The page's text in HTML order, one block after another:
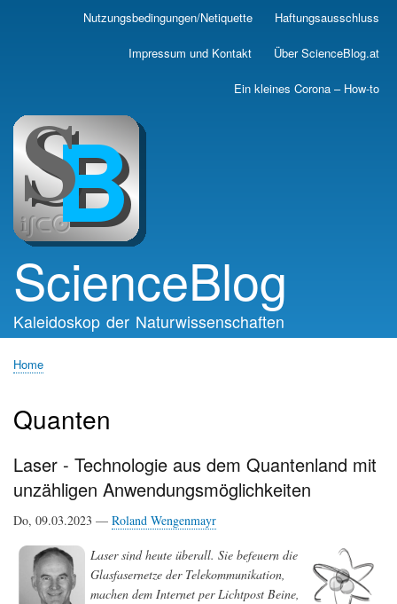
Skip
main
Nutzungsbedingungen/Netiquette Haftungsausschluss
Impressum und Kontakt Über ScienceBlog.at
Ein kleines Corona – How-to
ScienceBlog
Kaleidoskop der Naturwissenschaften
Home
Quanten
Laser - Technologie aus dem Quantenland mit
unzähligen Anwendungsmöglichkeiten
Do, 09.03.2023 — Roland Wengenmayr
Laser sind heute überall. Sie befeuern die
Glasfasernetze der Telekommunikation,
machen dem Internet per Lichtpost Beine,